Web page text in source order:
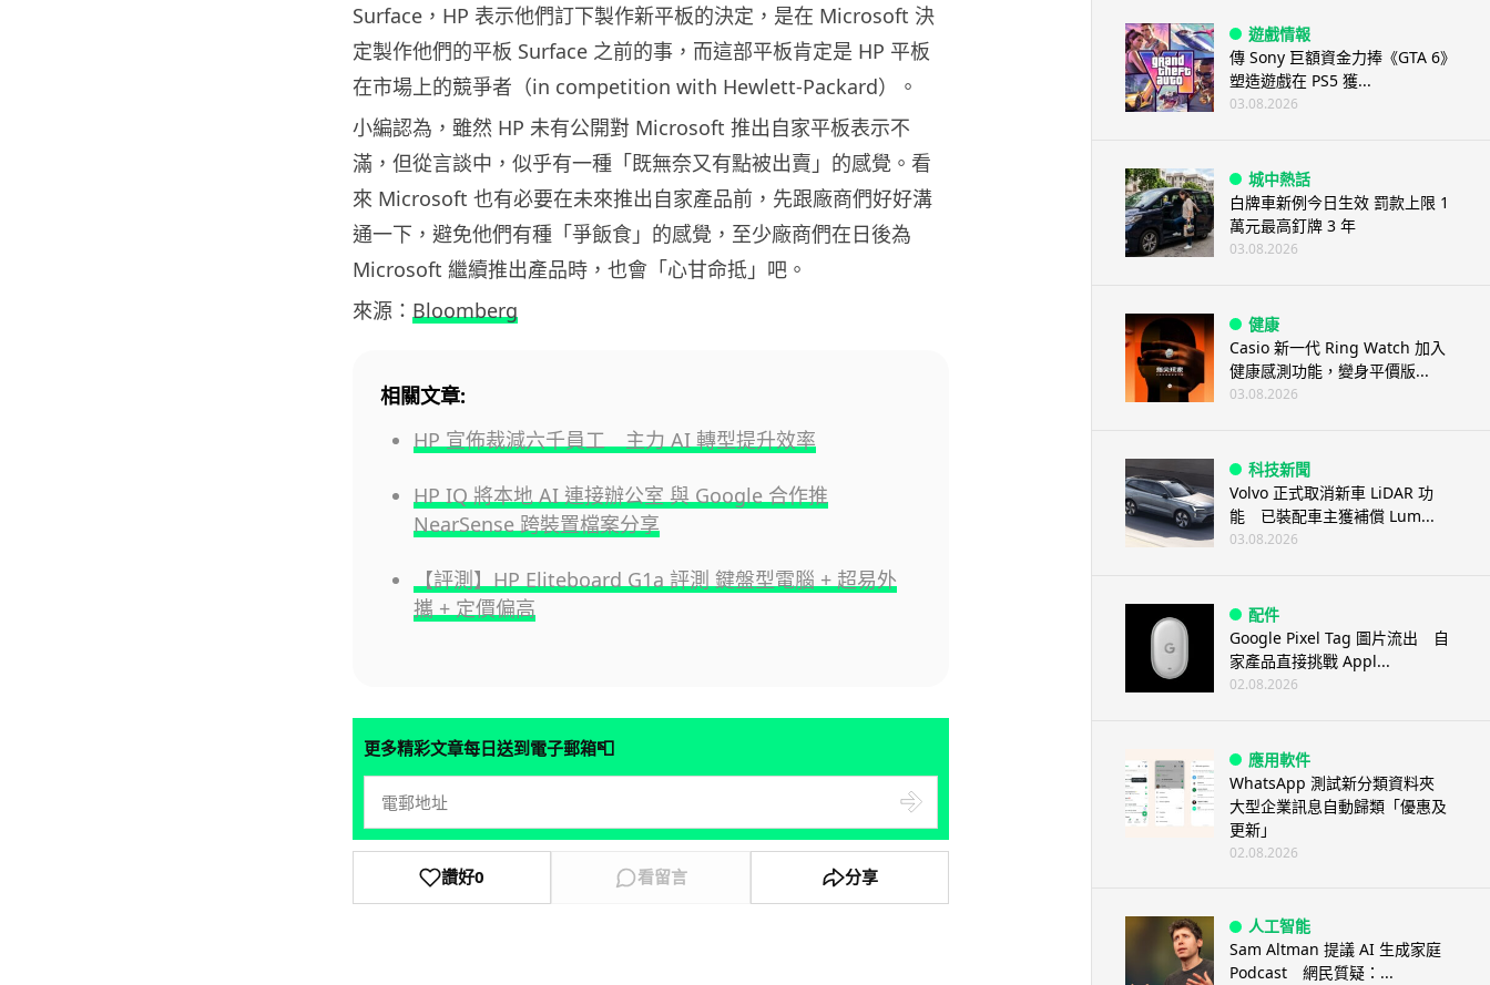
Surface，HP 表示他們訂下製作新平板的決定，是在 Microsoft 決
定製作他們的平板 Surface 之前的事，而這部平板肯定是 HP 平板
在市場上的競爭者（in competition with Hewlett-Packard）。
小編認為，雖然 HP 未有公開對 Microsoft 推出自家平板表示不
滿，但從言談中，似乎有一種「既無奈又有點被出賣」的感覺。看
來 Microsoft 也有必要在未來推出自家產品前，先跟廠商們好好溝
通一下，避免他們有種「爭飯食」的感覺，至少廠商們在日後為
Microsoft 繼續推出產品時，也會「心甘命抵」吧。
來源： Bloomberg
相關文章:
HP 宣佈裁減六千員工 主力 AI 轉型提升效率
HP IQ 將本地 AI 連接辦公室 與 Google 合作推
NearSense 跨裝置檔案分享
【評測】HP Eliteboard G1a 評測 鍵盤型電腦 + 超易外
攜 + 定價偏高
更多精彩文章每日送到電子郵箱📮
讚好0 看留言 分享
遊戲情報
傳 Sony 巨額資金力捧《GTA 6》
塑造遊戲在 PS5 獲...
03.08.2026
城中熱話
白牌車新例今日生效 罰款上限 1
萬元最高釘牌 3 年
03.08.2026
健康
Casio 新一代 Ring Watch 加入
健康感測功能，變身平價版...
03.08.2026
科技新聞
Volvo 正式取消新車 LiDAR 功
能 已裝配車主獲補償 Lum...
03.08.2026
配件
Google Pixel Tag 圖片流出 自
家產品直接挑戰 Appl...
02.08.2026
應用軟件
WhatsApp 測試新分類資料夾
大型企業訊息自動歸類「優惠及
更新」
02.08.2026
人工智能
Sam Altman 提議 AI 生成家庭
Podcast 網民質疑：...